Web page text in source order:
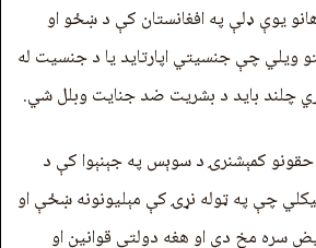
یوې ډلې په افغانستان کې د ښځو او
ویلي چې جنسيتي اپارتاید یا د جنسيت له
چلند باید د بشریت ضد جنایت وبلل شي.
کمېشنرۍ د سوېس په جېنېوا کې د
چې په ټوله نړۍ کې مېلیونونه ښځې او
سره مخ دي او هغه دولتي قوانین او